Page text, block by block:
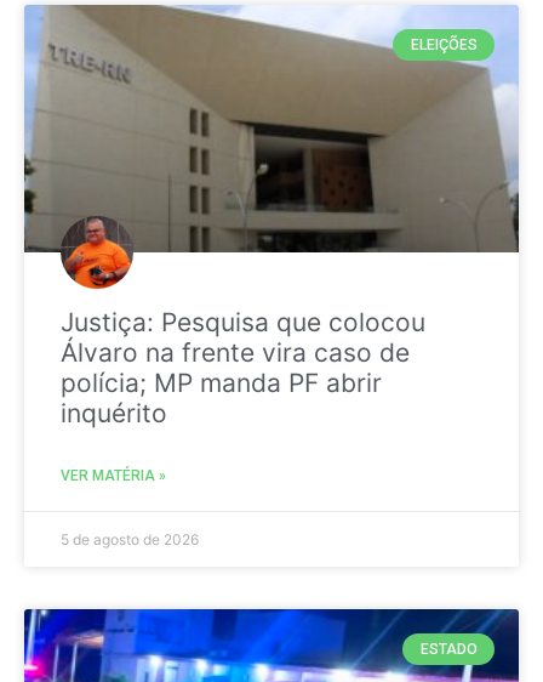
ELEIÇÕES
Justiça: Pesquisa que colocou
Álvaro na frente vira caso de
polícia; MP manda PF abrir
inquérito
VER MATÉRIA »
5 de agosto de 2026
ESTADO